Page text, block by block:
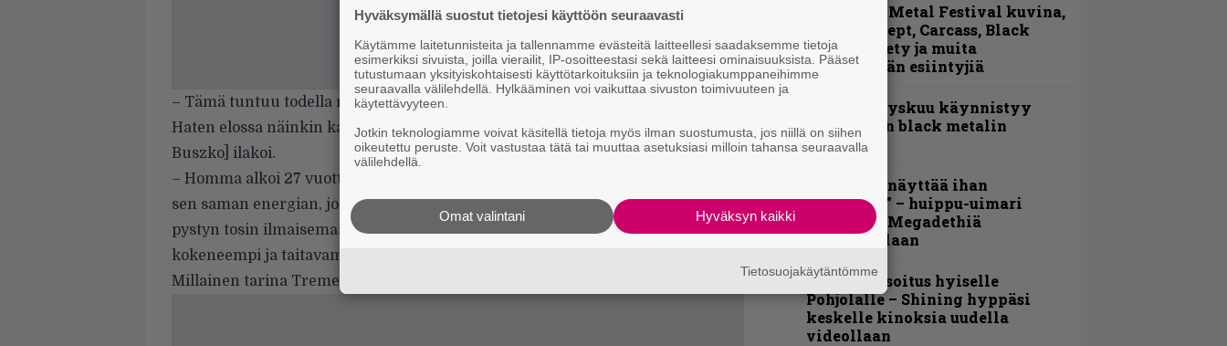
– Tämä tuntuu todella mahtavalta. Olen ylpeä ja iloinen, että olemme pitäneet
Haten elossa näinkin kauan, laulaja-kitaristi Adam the First Sinner [alias Adam
Buszko] ilakoi.
– Homma alkoi 27 vuotta sitten, jolloin olin vielä teini, mutta tunnen edelleen
sen saman energian, joka puski tuolloin tekemään musiikkia. Nyttemmin
pystyn tosin ilmaisemaan itseäni paljon paremmin, koska olen niin paljon
kokeneempi ja taitavampi muusikko.
Millainen tarina Tremendumin kappaleiden takaa löytyy?
Hellsinki Metal Festival kuvina,
osa 1 – Accept, Carcass, Black
Label Society ja muita
avauspäivän esiintyjiä
Espoon syyskuu käynnistyy
kotimaisen black metalin
merkeissä
”Mitalini näyttää ihan
plektralta” – huippu-uimari
jamittelee Megadethiä
palkinnollaan
Kunnianosoitus hyiselle
Pohjolalle – Shining hyppäsi
keskelle kinoksia uudella
videollaan
Hyväksymällä suostut tietojesi käyttöön seuraavasti
Käytämme laitetunnisteita ja tallennamme evästeitä laitteellesi saadaksemme tietoja
esimerkiksi sivuista, joilla vierailit, IP-osoitteestasi sekä laitteesi ominaisuuksista. Pääset
tutustumaan yksityiskohtaisesti käyttötarkoituksiin ja teknologiakumppaneihimme
seuraavalla välilehdellä. Hylkääminen voi vaikuttaa sivuston toimivuuteen ja
käytettävyyteen.
Jotkin teknologiamme voivat käsitellä tietoja myös ilman suostumusta, jos niillä on siihen
oikeutettu peruste. Voit vastustaa tätä tai muuttaa asetuksiasi milloin tahansa seuraavalla
välilehdellä.
Hyväksyn kaikki
Omat valintani
Tietosuojakäytäntömme